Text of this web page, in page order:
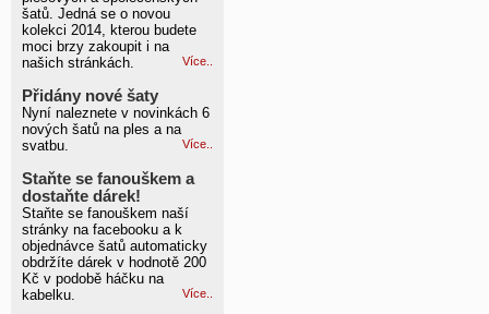
šatů. Jedná se o novou
kolekci 2014, kterou budete
moci brzy zakoupit i na
našich stránkách.
Více..
Přidány nové šaty
Nyní naleznete v novinkách 6
nových šatů na ples a na
svatbu.
Více..
Staňte se fanouškem a
dostaňte dárek!
Staňte se fanouškem naší
stránky na facebooku a k
objednávce šatů automaticky
obdržíte dárek v hodnotě 200
Kč v podobě háčku na
kabelku.
Více..